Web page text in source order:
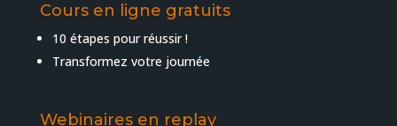
Cours en ligne gratuits
10 étapes pour réussir !
Transformez votre journée
Webinaires en replay